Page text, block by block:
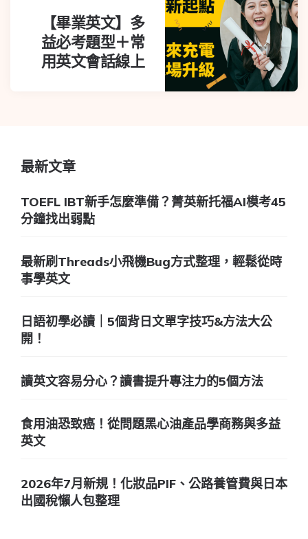
【畢業英文】多
益必考題型＋常
用英文會話線上
最新文章
TOEFL IBT新手怎麼準備？菁英新托福AI模考45
分鐘找出弱點
最新刷Threads小飛機Bug方式整理，輕鬆從時
事學英文
日語初學必讀｜5個背日文單字技巧&方法大公
開！
讀英文容易分心？讀書提升專注力的5個方法
食用油恐致癌！從問題黑心油產品學商務與多益
英文
2026年7月新規！化妝品PIF、公路養管費與日本
出國稅懶人包整理